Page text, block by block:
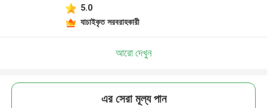
5.0
যাচাইকৃত সরবরাহকারী
আরো দেখুন
এর সেরা মূল্য পান